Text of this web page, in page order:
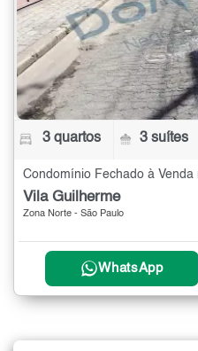
3 quartos 3 suítes
Condomínio Fechado à
Vila Guilherme
Zona Norte - São Paulo
WhatsApp